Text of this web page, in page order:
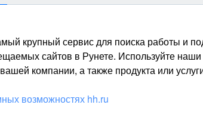
крупный сервис для поиска работы и
сайтов в Рунете. Используйте
компании, а также продукта или
возможностях hh.ru